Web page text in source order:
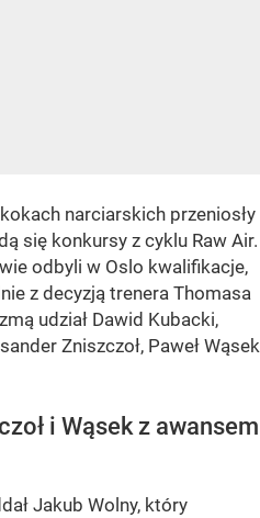
narciarskich przeniosły
się konkursy z cyklu Raw Air.
odbyli w Oslo kwalifikacje,
z decyzją trenera Thomasa
udział Dawid Kubacki,
Zniszczoł, Paweł Wąsek
i Wąsek z awansem
Jakub Wolny, który